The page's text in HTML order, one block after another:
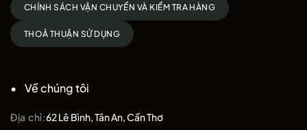
Xem thêmVợt cầu lông Victor
Liên hệ hỗ trợ và tư vấn:HOTLINE
CHÍNH SÁCH VẬN CHUYỂN VÀ KIỂM TRA HÀNG
THOẢ THUẬN SỬ DỤNG
Về chúng tôi
Địa chỉ:62 Lê Bình, Tân An, Cần Thơ